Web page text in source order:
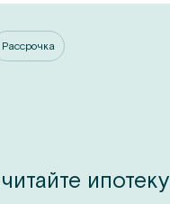
Рассрочка
ипотеку